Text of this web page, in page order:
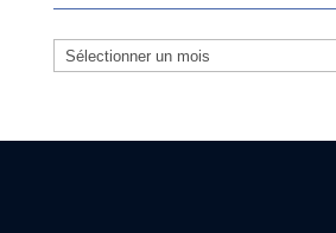
Archives